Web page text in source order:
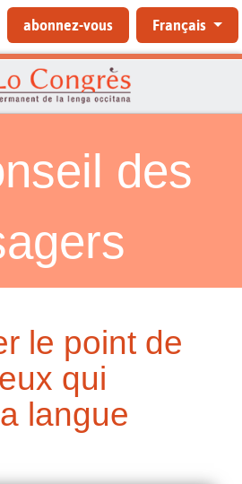
abonnez-vous Français
des
le point de
qui
langue